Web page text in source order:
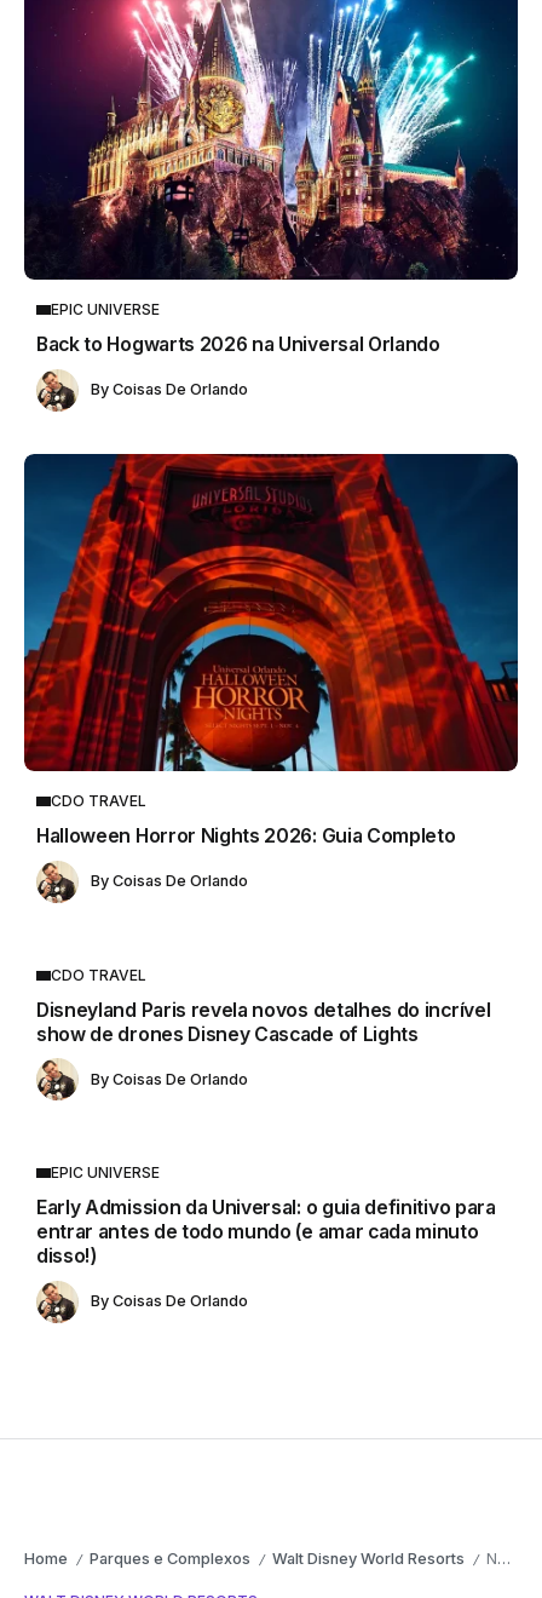
EPIC UNIVERSE
Back to Hogwarts 2026 na Universal Orlando
By Coisas De Orlando
CDO TRAVEL
Halloween Horror Nights 2026: Guia Completo
By Coisas De Orlando
CDO TRAVEL
Disneyland Paris revela novos detalhes do incrível
show de drones Disney Cascade of Lights
By Coisas De Orlando
EPIC UNIVERSE
Early Admission da Universal: o guia definitivo para
entrar antes de todo mundo (e amar cada minuto
disso!)
By Coisas De Orlando
Home / Parques e Complexos / Walt Disney World Resorts / Novas experiências e entretenimento no Incredible Summer no Walt Disney World Resort